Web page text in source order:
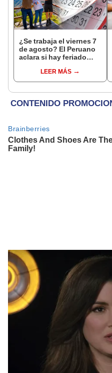
¿Se trabaja el viernes 7
de agosto? El Peruano
aclara si hay feriado
del 6 de agosto
LEER MÁS